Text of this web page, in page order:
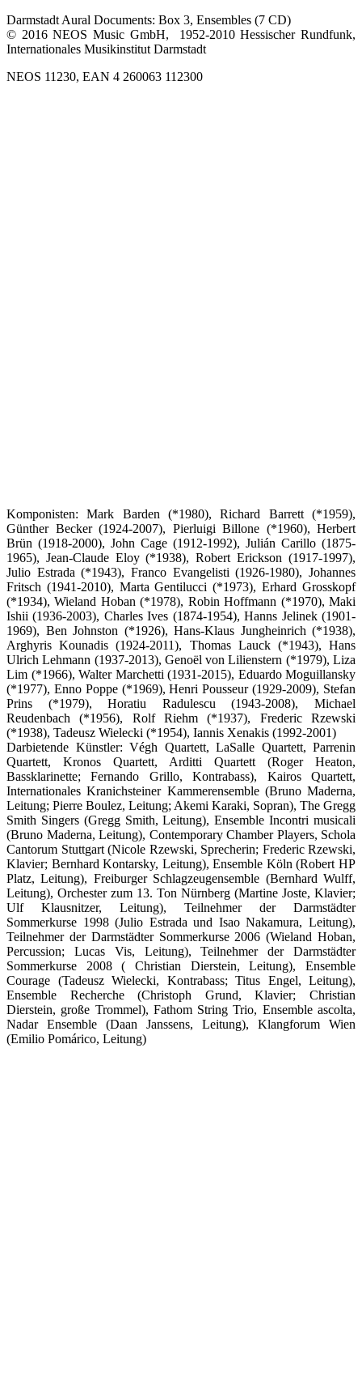
Darmstadt Aural Documents: Box 3, Ensembles (7 CD)
© 2016 NEOS Music GmbH, 1952-2010 Hessischer Rundfunk,
Internationales Musikinstitut Darmstadt
NEOS 11230, EAN 4 260063 112300
Komponisten: Mark Barden (*1980), Richard Barrett (*1959),
Günther Becker (1924-2007), Pierluigi Billone (*1960), Herbert
Brün (1918-2000), John Cage (1912-1992), Julián Carillo (1875-
1965), Jean-Claude Eloy (*1938), Robert Erickson (1917-1997),
Julio Estrada (*1943), Franco Evangelisti (1926-1980), Johannes
Fritsch (1941-2010), Marta Gentilucci (*1973), Erhard Grosskopf
(*1934), Wieland Hoban (*1978), Robin Hoffmann (*1970), Maki
Ishii (1936-2003), Charles Ives (1874-1954), Hanns Jelinek (1901-
1969), Ben Johnston (*1926), Hans-Klaus Jungheinrich (*1938),
Arghyris Kounadis (1924-2011), Thomas Lauck (*1943), Hans
Ulrich Lehmann (1937-2013), Genoël von Lilienstern (*1979), Liza
Lim (*1966), Walter Marchetti (1931-2015), Eduardo Moguillansky
(*1977), Enno Poppe (*1969), Henri Pousseur (1929-2009), Stefan
Prins (*1979), Horatiu Radulescu (1943-2008), Michael
Reudenbach (*1956), Rolf Riehm (*1937), Frederic Rzewski
(*1938), Tadeusz Wielecki (*1954), Iannis Xenakis (1992-2001)
Darbietende Künstler: Végh Quartett, LaSalle Quartett, Parrenin
Quartett, Kronos Quartett, Arditti Quartett (Roger Heaton,
Bassklarinette; Fernando Grillo, Kontrabass), Kairos Quartett,
Internationales Kranichsteiner Kammerensemble (Bruno Maderna,
Leitung; Pierre Boulez, Leitung; Akemi Karaki, Sopran), The Gregg
Smith Singers (Gregg Smith, Leitung), Ensemble Incontri musicali
(Bruno Maderna, Leitung), Contemporary Chamber Players, Schola
Cantorum Stuttgart (Nicole Rzewski, Sprecherin; Frederic Rzewski,
Klavier; Bernhard Kontarsky, Leitung), Ensemble Köln (Robert HP
Platz, Leitung), Freiburger Schlagzeugensemble (Bernhard Wulff,
Leitung), Orchester zum 13. Ton Nürnberg (Martine Joste, Klavier;
Ulf Klausnitzer, Leitung), Teilnehmer der Darmstädter
Sommerkurse 1998 (Julio Estrada und Isao Nakamura, Leitung),
Teilnehmer der Darmstädter Sommerkurse 2006 (Wieland Hoban,
Percussion; Lucas Vis, Leitung), Teilnehmer der Darmstädter
Sommerkurse 2008 ( Christian Dierstein, Leitung), Ensemble
Courage (Tadeusz Wielecki, Kontrabass; Titus Engel, Leitung),
Ensemble Recherche (Christoph Grund, Klavier; Christian
Dierstein, große Trommel), Fathom String Trio, Ensemble ascolta,
Nadar Ensemble (Daan Janssens, Leitung), Klangforum Wien
(Emilio Pomárico, Leitung)